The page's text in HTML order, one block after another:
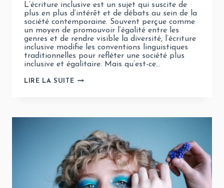
L’écriture inclusive est un sujet qui suscite de
plus en plus d’intérêt et de débats au sein de la
société contemporaine. Souvent perçue comme
un moyen de promouvoir l’égalité entre les
genres et de rendre visible la diversité, l’écriture
inclusive modifie les conventions linguistiques
traditionnelles pour refléter une société plus
inclusive et égalitaire. Mais qu’est-ce…
LIRE LA SUITEQU’EST-